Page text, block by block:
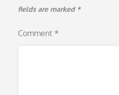
fields are marked *
Comment *